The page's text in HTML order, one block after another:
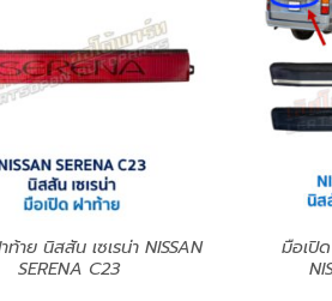
าย นิสสัน เซเรน่า NISSAN
SERENA C23
มือเปิ